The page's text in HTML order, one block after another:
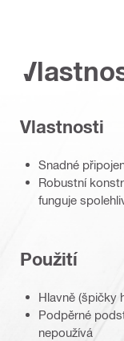
Vlastnosti
Snadné
Robustní
funguje
Použití
Hlavně (špičky
Podpěrné
nepoužívá